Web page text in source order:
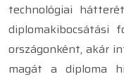
technológiai
diplomakibocsátási
országonként, akár
magát a diploma